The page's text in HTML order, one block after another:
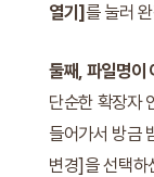
열기]를 눌러
둘째, 파일명이
단순한 확장자
들어가서 방금
변경]을 선택하